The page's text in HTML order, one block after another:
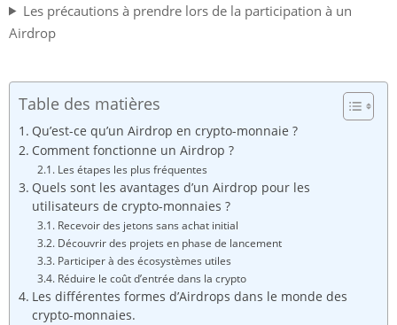
Les précautions à prendre lors de la participation à un
Airdrop
Table des matières
Qu’est-ce qu’un Airdrop en crypto-monnaie ?
Comment fonctionne un Airdrop ?
Les étapes les plus fréquentes
Quels sont les avantages d’un Airdrop pour les
utilisateurs de crypto-monnaies ?
Recevoir des jetons sans achat initial
Découvrir des projets en phase de lancement
Participer à des écosystèmes utiles
Réduire le coût d’entrée dans la crypto
Les différentes formes d’Airdrops dans le monde des
crypto-monnaies.